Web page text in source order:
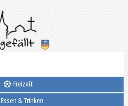
Freizeit
Essen & Trinken